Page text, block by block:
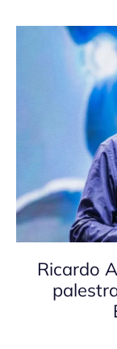
Ricardo